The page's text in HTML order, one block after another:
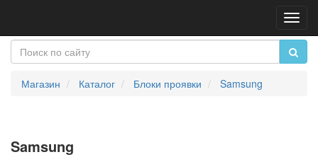
Магазин Каталог Блоки проявки Samsung
Samsung